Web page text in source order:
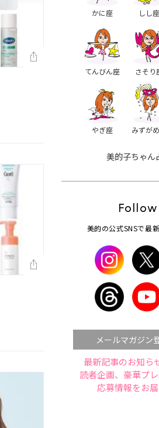
かに座 しし座
てんびん座 さそり
やぎ座 みずが
美的子ちゃん
Follow
美的の公式SNSで最
メールマガジン
最新記事のお知ら
読者企画、豪華プ
応募情報をお届